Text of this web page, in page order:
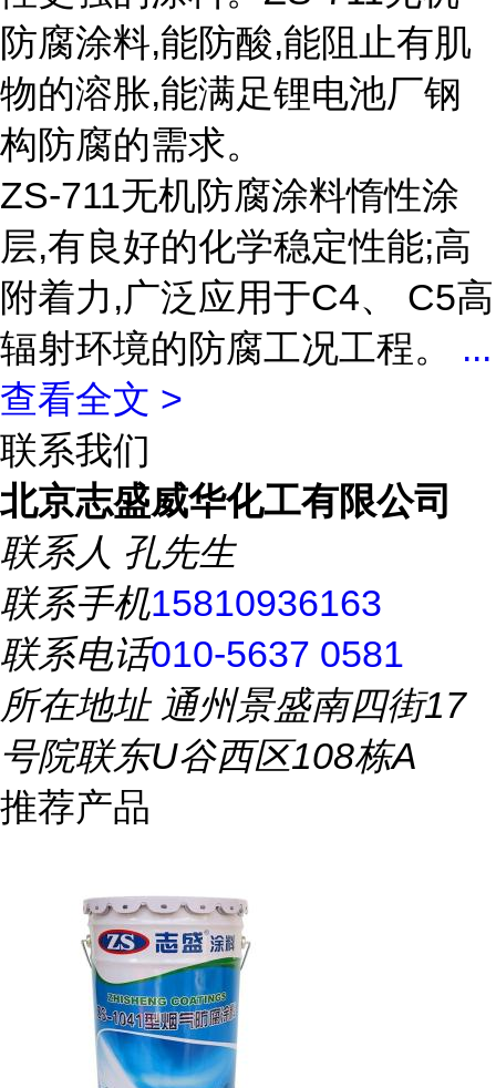
防腐涂料,能防酸,能阻止有肌
物的溶胀,能满足锂电池厂钢
构防腐的需求。
ZS-711无机防腐涂料惰性涂
层,有良好的化学稳定性能;高
附着力,广泛应用于C4、 C5高
辐射环境的防腐工况工程。 ...
查看全文 >
联系我们
北京志盛威华化工有限公司
联系人 孔先生
联系手机15810936163
联系电话010-5637 0581
所在地址通州景盛南四街17
号院联东U谷西区108栋A
推荐产品